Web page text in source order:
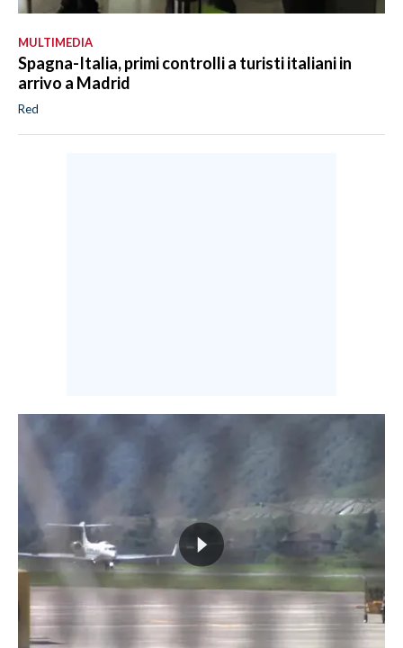
MULTIMEDIA
Spagna-Italia, primi controlli a turisti italiani in
arrivo a Madrid
Red